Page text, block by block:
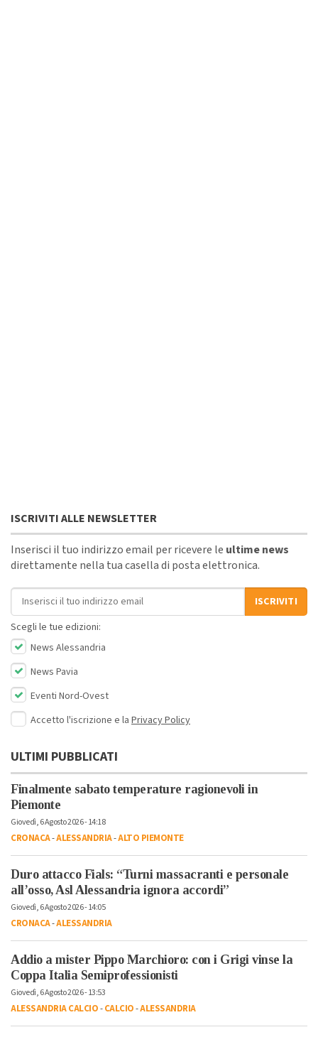
ISCRIVITI ALLE NEWSLETTER
Inserisci il tuo indirizzo email per ricevere le ultime news
direttamente nella tua casella di posta elettronica.
Indirizzo email
ISCRIVITI
Scegli le tue edizioni:
News Alessandria
News Pavia
Eventi Nord-Ovest
Accetto l'iscrizione e la Privacy Policy
ULTIMI PUBBLICATI
Finalmente sabato temperature ragionevoli in
Piemonte
Giovedì, 6 Agosto 2026 - 14:18
CRONACA-ALESSANDRIA-ALTO PIEMONTE
Duro attacco Fials: “Turni massacranti e personale
all’osso, Asl Alessandria ignora accordi”
Giovedì, 6 Agosto 2026 - 14:05
CRONACA-ALESSANDRIA
Addio a mister Pippo Marchioro: con i Grigi vinse la
Coppa Italia Semiprofessionisti
Giovedì, 6 Agosto 2026 - 13:53
ALESSANDRIA CALCIO-CALCIO-ALESSANDRIA